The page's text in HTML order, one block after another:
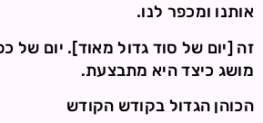
אותנו ומכפר לנו.
זה [יום של סוד גדול מאוד]. יום של
מושג כיצד היא מתבצעת.
הכוהן הגדול בקודש הקודש